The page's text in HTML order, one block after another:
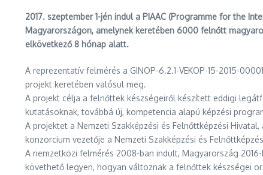
2017. szeptember 1-jén indul a PIAAC (Programme for the
Magyarországon, amelynek keretében 6000 felnőtt
elkövetkező 8 hónap alatt.
A reprezentatív felmérés a GINOP-6.2.1-VEKOP-15-2015-
projekt keretében valósul meg.
A projekt célja a felnőttek készségeiről készített eddigi
kutatásoknak, továbbá új, kompetencia alapú képzési
A projektet a Nemzeti Szakképzési és Felnőttképzési
konzorcium vezetője a Nemzeti Szakképzési és
A nemzetközi felmérés 2008-ban indult, Magyarország
követhető legyen, hogyan változnak a felnőttek készségei